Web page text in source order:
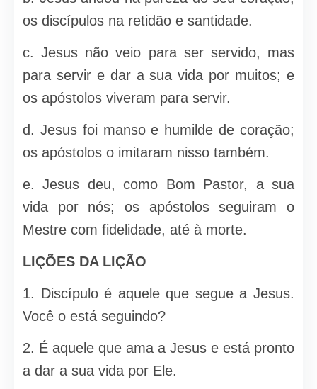
os discípulos na retidão e santidade.
c. Jesus não veio para ser servido, mas
para servir e dar a sua vida por muitos; e
os apóstolos viveram para servir.
d. Jesus foi manso e humilde de coração;
os apóstolos o imitaram nisso também.
e. Jesus deu, como Bom Pastor, a sua
vida por nós; os apóstolos seguiram o
Mestre com fidelidade, até à morte.
LIÇÕES DA LIÇÃO
1. Discípulo é aquele que segue a Jesus.
Você o está seguindo?
2. É aquele que ama a Jesus e está pronto
a dar a sua vida por Ele.